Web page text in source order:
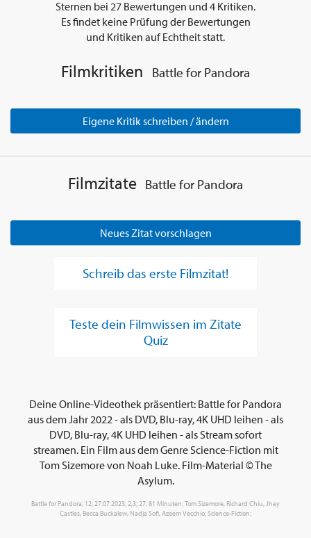
Sternen bei 27 Bewertungen und 4 Kritiken.
Es findet keine Prüfung der Bewertungen
und Kritiken auf Echtheit statt.
Filmkritiken Battle for Pandora
Eigene Kritik schreiben / ändern
Filmzitate Battle for Pandora
Neues Zitat vorschlagen
Schreib das erste Filmzitat!
Teste dein Filmwissen im Zitate
Quiz
Deine Online-Videothek präsentiert: Battle for Pandora
aus dem Jahr 2022 - als DVD, Blu-ray, 4K UHD leihen - als
DVD, Blu-ray, 4K UHD leihen - als Stream sofort
streamen. Ein Film aus dem Genre Science-Fiction mit
Tom Sizemore von Noah Luke. Film-Material © The
Asylum.
Battle for Pandora; 12; 27.07.2023; 2,3; 27; 81 Minuten; Tom Sizemore, Richard Chiu, Jhey
Castles, Becca Buckalew, Nadja Sofi, Azeem Vecchio; Science-Fiction;